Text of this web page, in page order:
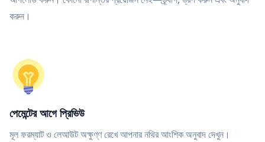
করুন।
পেমেন্টের আগে প্রিভিউ
মূল ফরম্যাট ও লেআউট অক্ষুণ্ণ রেখে আপনার নথির আংশিক অনুবাদ দেখুন।